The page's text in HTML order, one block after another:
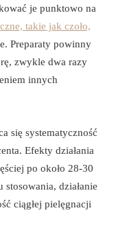
je punktowo na
takie jak czoło,
Preparaty powinny
zwykle dwa razy
innych
się systematyczność
Efekty działania
po około 28-30
działanie
ciągłej pielęgnacji